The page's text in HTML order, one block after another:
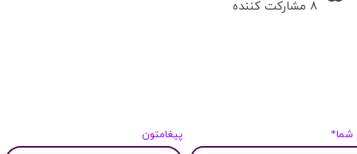
۸ مشارکت کننده
شما* پیغامتون